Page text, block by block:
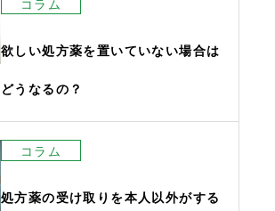
コラム
欲しい処方薬を置いていない場合は
どうなるの？
コラム
処方薬の受け取りを本人以外がする